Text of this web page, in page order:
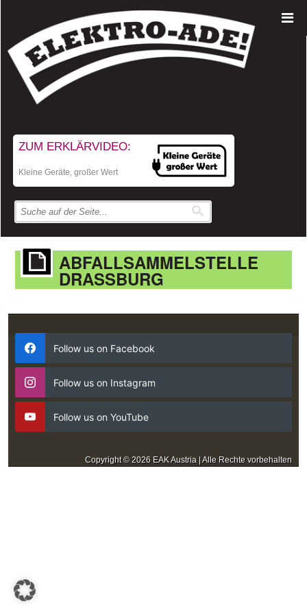
ZUM ERKLÄRVIDEO:
Kleine Geräte, großer Wert
ABFALLSAMMELSTELLE
DRASSBURG
Follow us on Facebook
Follow us on Instagram
Follow us on YouTube
Copyright © 2026 EAK Austria | Alle Rechte vorbehalten